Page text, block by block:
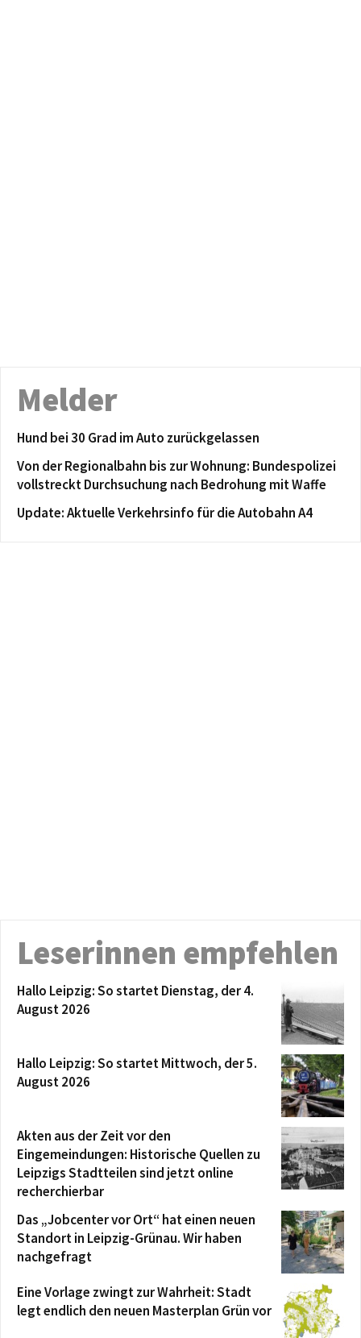
Melder
Hund bei 30 Grad im Auto zurückgelassen
Von der Regionalbahn bis zur Wohnung: Bundespolizei
vollstreckt Durchsuchung nach Bedrohung mit Waffe
Update: Aktuelle Verkehrsinfo für die Autobahn A4
Leserinnen empfehlen
Hallo Leipzig: So startet Dienstag, der 4.
August 2026
Hallo Leipzig: So startet Mittwoch, der 5.
August 2026
Akten aus der Zeit vor den
Eingemeindungen: Historische Quellen zu
Leipzigs Stadtteilen sind jetzt online
recherchierbar
Das „Jobcenter vor Ort“ hat einen neuen
Standort in Leipzig-Grünau. Wir haben
nachgefragt
Eine Vorlage zwingt zur Wahrheit: Stadt
legt endlich den neuen Masterplan Grün vor